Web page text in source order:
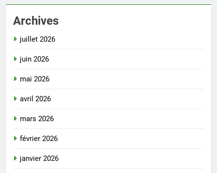
Archives
juillet 2026
juin 2026
mai 2026
avril 2026
mars 2026
février 2026
janvier 2026